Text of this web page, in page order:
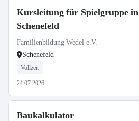
Kursleitung für Spielgruppe in
Schenefeld
Familienbildung Wedel e.V.
Schenefeld
Vollzeit
24.07.2026
Baukalkulator